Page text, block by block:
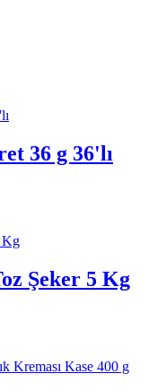
36 g 36'lı
Şeker 5 Kg